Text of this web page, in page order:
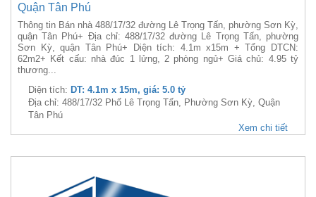
Quận Tân Phú
Thông tin Bán nhà 488/17/32 đường Lê Trọng Tấn, phường Sơn Kỳ,
quận Tân Phú+ Địa chỉ: 488/17/32 đường Lê Trọng Tấn, phường
Sơn Kỳ, quận Tân Phú+ Diện tích: 4.1m x15m + Tổng DTCN:
62m2+ Kết cấu: nhà đúc 1 lửng, 2 phòng ngủ+ Giá chủ: 4.95 tỷ
thương...
Diện tích: DT: 4.1m x 15m, giá: 5.0 tỷ
Địa chỉ: 488/17/32 Phố Lê Trọng Tấn, Phường Sơn Kỳ, Quận
Tân Phú
Xem chi tiết